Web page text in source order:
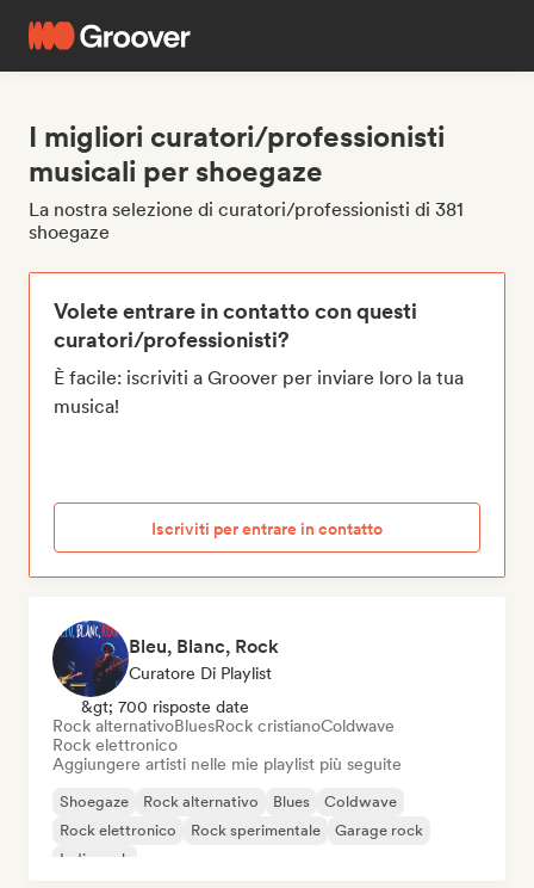
I migliori curatori/professionisti
musicali per shoegaze
La nostra selezione di curatori/professionisti di 381
shoegaze
Volete entrare in contatto con questi
curatori/professionisti?
È facile: iscriviti a Groover per inviare loro la tua
musica!
Iscriviti per entrare in contatto
Bleu, Blanc, Rock
Curatore Di Playlist
&gt; 700 risposte date
Rock alternativoBluesRock cristianoColdwave
Rock elettronico
Aggiungere artisti nelle mie playlist più seguite
Shoegaze Rock alternativo Blues
Coldwave
Rock elettronico
Rock sperimentale
Garage rock
Indie rock